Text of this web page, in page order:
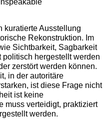
kuratierte Ausstellung
Rekonstruktion. Im
Sichtbarkeit, Sagbarkeit
hergestellt werden
zerstört werden können.
in der autoritäre
ist diese Frage nicht
ist keine
muss verteidigt, praktiziert
werden.